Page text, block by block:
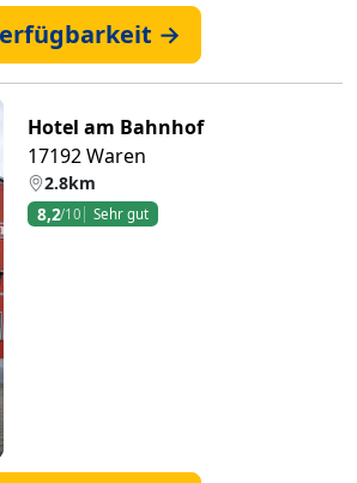
→
Hotel am Bahnhof
17192 Waren
2.8km
8,2/10 Sehr gut